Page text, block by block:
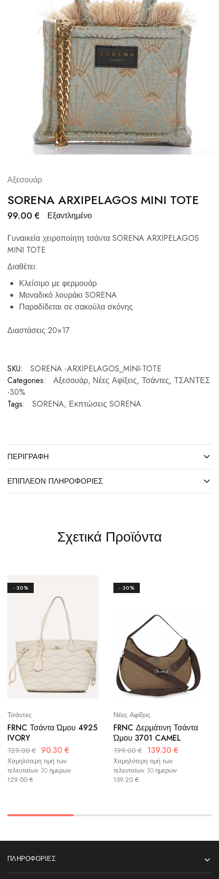
Αξεσουάρ
SORENA ARXIPELAGOS MINI TOTE
99.00 €
Εξαντλημένο
Γυναικεία χειροποίητη τσάντα SORENA ARXIPELAGOS
MINI TOTE
Διαθέτει:
Κλείσιμο με φερμουάρ
Μοναδικό λουράκι SORENA
Παραδίδεται σε σακούλα σκόνης
Διαστάσεις:20×17
SKU:
SORENA -ARXIPELAGOS_MINI-TOTE
Categories:
Αξεσουάρ, Νέες Αφίξεις, Τσάντες, ΤΣΑΝΤΕΣ
-30%
Tags:
SORENA, Εκπτώσεις SORENA
ΠΕΡΙΓΡΑΦΉ
ΕΠΙΠΛΈΟΝ ΠΛΗΡΟΦΟΡΊΕΣ
Σχετικά Προϊόντα
- 30%
Τσάντες
FRNC Τσάντα Ώμου 4925
IVORY
129.00€ 90.30 €
Χαμηλότερη τιμή των
τελευταίων 30 ημερων:
129.00 €
- 30%
Νέες Αφίξεις
FRNC Δερμάτινη Τσάντα
Ώμου 3701 CAMEL
199.00€ 139.30 €
Χαμηλότερη τιμή των
τελευταίων 30 ημερων:
159.20 €
ΠΛΗΡΟΦΟΡΊΕΣ